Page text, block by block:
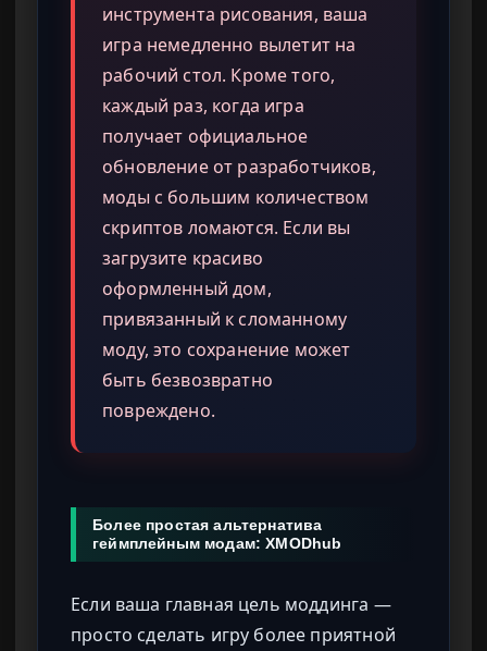
инструмента рисования, ваша
игра немедленно вылетит на
рабочий стол. Кроме того,
каждый раз, когда игра
получает официальное
обновление от разработчиков,
моды с большим количеством
скриптов ломаются. Если вы
загрузите красиво
оформленный дом,
привязанный к сломанному
моду, это сохранение может
быть безвозвратно
повреждено.
Более простая альтернатива
геймплейным модам: XMODhub
Если ваша главная цель моддинга —
просто сделать игру более приятной